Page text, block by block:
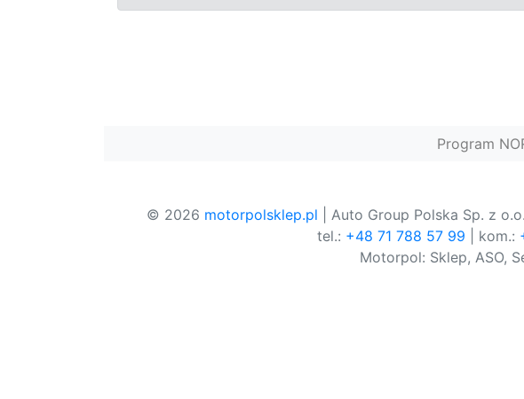
Program
© 2026 motorpolsklep.pl | Auto Group Polska Sp. z
tel.: +48 71 788 57 99 | kom.:
Motorpol: Sklep, ASO,